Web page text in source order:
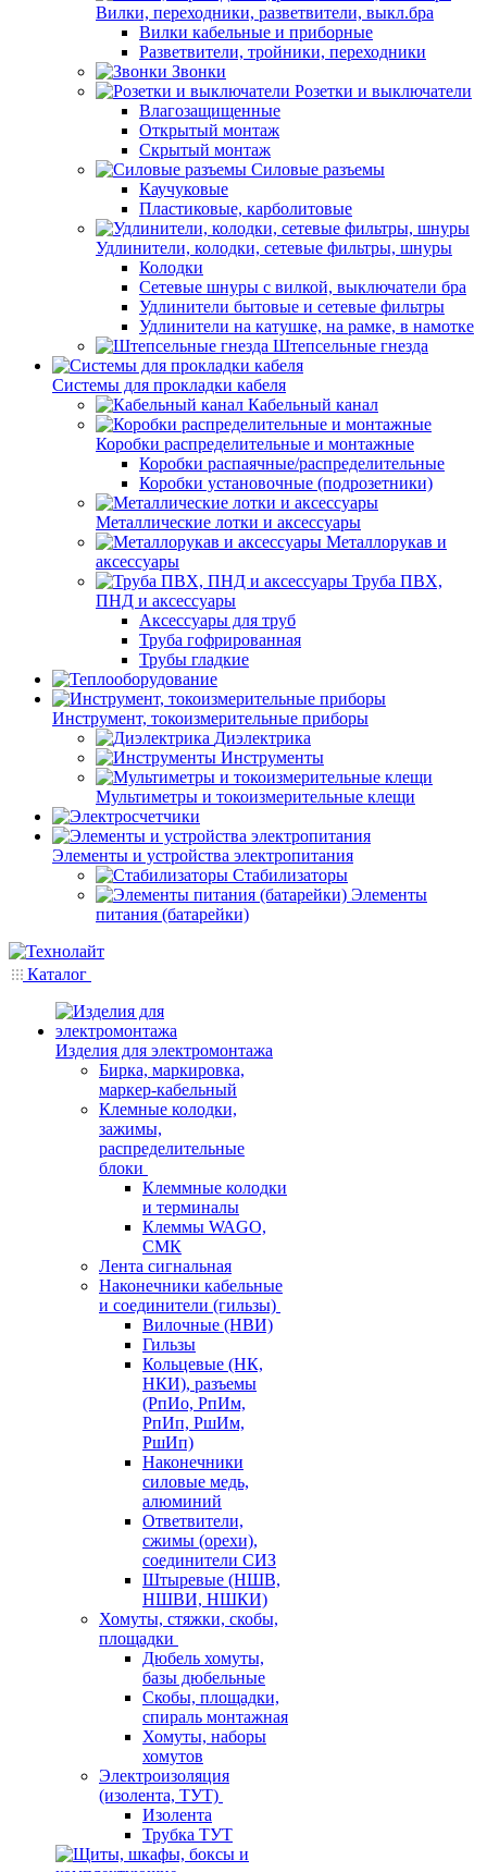
Вилки, переходники, разветвители, выкл.бра
Вилки кабельные и приборные
Разветвители, тройники, переходники
Звонки
Розетки и выключатели
Влагозащищенные
Открытый монтаж
Скрытый монтаж
Силовые разъемы
Каучуковые
Пластиковые, карболитовые
Удлинители, колодки, сетевые фильтры, шнуры
Колодки
Сетевые шнуры с вилкой, выключатели бра
Удлинители бытовые и сетевые фильтры
Удлинители на катушке, на рамке, в намотке
Штепсельные гнезда
Системы для прокладки кабеля
Кабельный канал
Коробки распределительные и монтажные
Коробки распаячные/распределительные
Коробки установочные (подрозетники)
Металлические лотки и аксессуары
Металлорукав и
аксессуары
Труба ПВХ,
ПНД и аксессуары
Аксессуары для труб
Труба гофрированная
Трубы гладкие
Инструмент, токоизмерительные приборы
Диэлектрика
Инструменты
Мультиметры и токоизмерительные клещи
Элементы и устройства электропитания
Стабилизаторы
Элементы
питания (батарейки)
Каталог
Изделия для электромонтажа
Бирка, маркировка,
маркер-кабельный
Клемные колодки,
зажимы,
распределительные
блоки
Клеммные колодки
и терминалы
Клеммы WAGO,
СМК
Лента сигнальная
Наконечники кабельные
и соединители (гильзы)
Вилочные (НВИ)
Гильзы
Кольцевые (НК,
НКИ), разъемы
(РпИо, РпИм,
РпИп, РшИм,
РшИп)
Наконечники
силовые медь,
алюминий
Ответвители,
сжимы (орехи),
соединители СИЗ
Штыревые (НШВ,
НШВИ, НШКИ)
Хомуты, стяжки, скобы,
площадки
Дюбель хомуты,
базы дюбельные
Скобы, площадки,
спираль монтажная
Хомуты, наборы
хомутов
Электроизоляция
(изолента, ТУТ)
Изолента
Трубка ТУТ